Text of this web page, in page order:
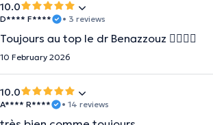
10.0
D**** F**** • 3 reviews
Toujours au top le dr Benazzouz 👍🏼👍🏼
10 February 2026
10.0
A**** R**** • 14 reviews